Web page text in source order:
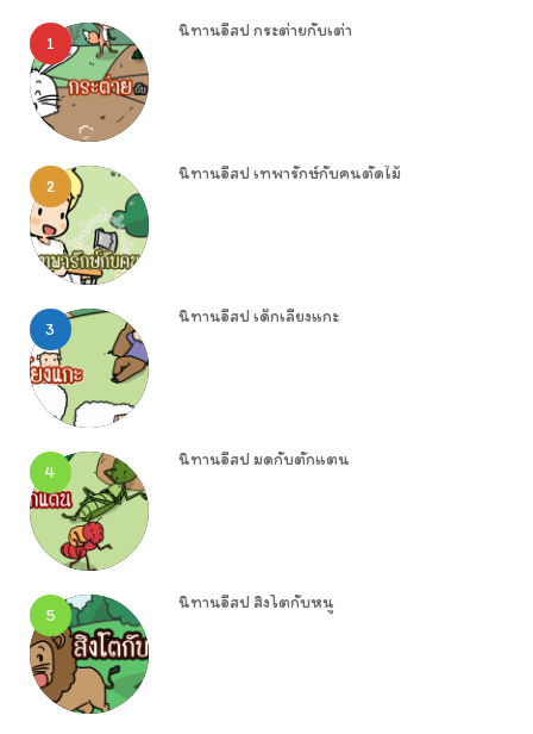
1
นิทานอีสป กระต่ายกับเต่า
2
นิทานอีสป เทพารักษ์กับคนตัดไม้
3
นิทานอีสป เด็กเลี้ยงแกะ
4
นิทานอีสป มดกับตั๊กแตน
5
นิทานอีสป สิงโตกับหนู